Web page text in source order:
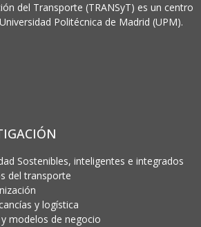
del Transporte (TRANSyT) es un centro
Politécnica de Madrid (UPM).
Sostenibles, inteligentes e integrados
del transporte
y logística
modelos de negocio